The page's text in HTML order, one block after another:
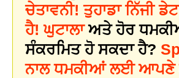
ਚੇਤਾਵਨੀ! ਤੁਹਾਡਾ ਨਿੱਜੀ
ਹੈ! ਘੁਟਾਲਾਅਤੇ ਹੋਰ
ਸੰਕਰਮਿਤ ਹੋ ਸਕਦਾ ਹੈ?
ਨਾਲ ਧਮਕੀਆਂ ਲਈ ਆਪਣੇ